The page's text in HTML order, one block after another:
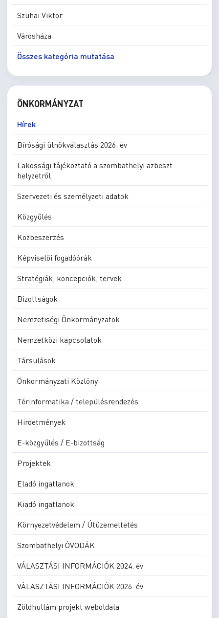
Szuhai Viktor
Városháza
Összes kategória mutatása
ÖNKORMÁNYZAT
Hírek
Bírósági ülnökválasztás 2026. év
Lakossági tájékoztató a szombathelyi azbeszt
helyzetről
Szervezeti és személyzeti adatok
Közgyűlés
Közbeszerzés
Képviselői fogadóórák
Stratégiák, koncepciók, tervek
Bizottságok
Nemzetiségi Önkormányzatok
Nemzetközi kapcsolatok
Társulások
Önkormányzati Közlöny
Térinformatika / településrendezés
Hirdetmények
E-közgyűlés / E-bizottság
Projektek
Eladó ingatlanok
Kiadó ingatlanok
Környezetvédelem / Útüzemeltetés
Szombathelyi ÓVODÁK
VÁLASZTÁSI INFORMÁCIÓK 2024. év
VÁLASZTÁSI INFORMÁCIÓK 2026. év
Zöldhullám projekt weboldala